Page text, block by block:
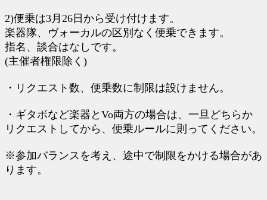
2)便乗は3月26日から受け付けます。
楽器隊、ヴォーカルの区別なく便乗できます。
指名、談合はなしです。
(主催者権限除く)
・リクエスト数、便乗数に制限は設けません。
・ギタボなど楽器とVo両方の場合は、一旦どちらか
リクエストしてから、便乗ルールに則ってください。
※参加バランスを考え、途中で制限をかける場合があ
ります。